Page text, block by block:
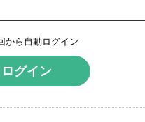
から自動ログイン
ログイン